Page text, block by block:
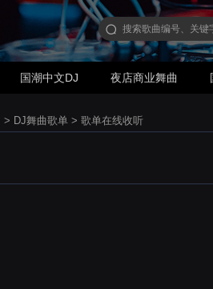
国潮中文DJ 夜店商业舞曲
> DJ舞曲歌单 > 歌单在线收听